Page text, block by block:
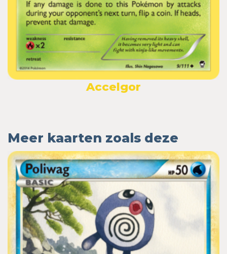
Accelgor
Meer kaarten zoals deze